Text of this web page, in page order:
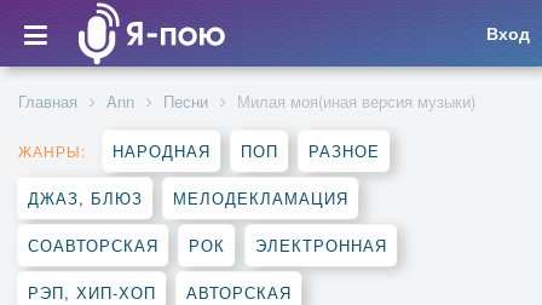
Вход
Главная Ann Песни Милая моя(иная версия музыки)
ЖАНРЫ: НАРОДНАЯ ПОП РАЗНОЕ
ДЖАЗ, БЛЮЗ МЕЛОДЕКЛАМАЦИЯ
СОАВТОРСКАЯ РОК ЭЛЕКТРОННАЯ
РЭП, ХИП-ХОП АВТОРСКАЯ